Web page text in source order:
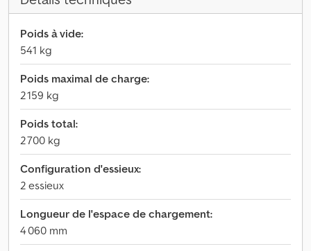
Poids à vide:
541 kg
Poids maximal de charge:
2 159 kg
Poids total:
2 700 kg
Configuration d'essieux:
2 essieux
Longueur de l'espace de chargement:
4 060 mm